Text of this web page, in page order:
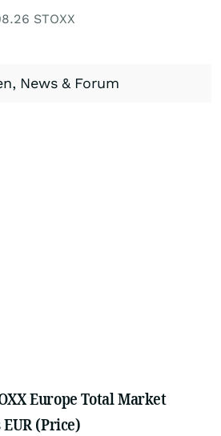
STOXX
News & Forum
Europe Total Market
(Price)